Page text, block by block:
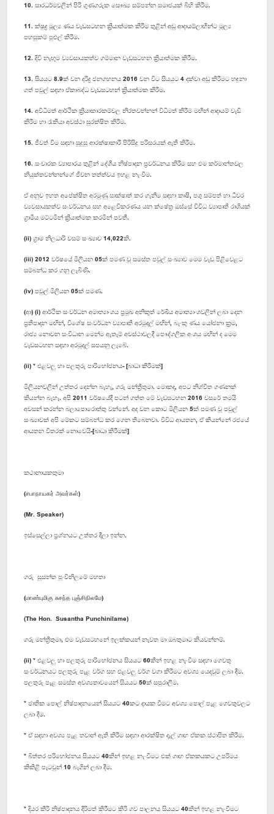
10. ‍සාරධර්මවලින් පිරි ගුණගරුක සෞඛ්‍ය සම්පන්න සමාජයක් බිහි කිරීම.
11. ක්ෂුද්‍ර මූල්‍ය ණය වැඩසටහන ක්‍රියාත්මක කිරීම තුළින් අඩු ආදායම්ලාභීන්ට මූල්‍ය
පහසුකම් පුළුල් කිරීම.
12. දිවි නැඟුම ව්‍යවසායකත්ව ගම්මාන වැඩසටහන ක්‍රියාත්මක කිරීම.
13. සියයට 8.9ක් වන දරිද්‍ර ජනගහනය 2016 වන විට සියයට 4 දක්වා අඩු කිරීමට හඳුනා
ගත් පවුල් සඳහා ඒකාබද්ධ වැඩසටහන් ක්‍රියාත්මක කිරීම.
14. අවිධිමත් ආර්ථික ක්‍රියාකාරකම්වල නිරතවන්නන් විධිමත් කිරීම මඟින් ආදායම් වැඩි
කිරීම හා රැකියා අවස්ථා සුරක්ෂිත කිරීම.
15. ජීවත් වීම සඳහා සුදුසු ආරක්ෂාකාරී පිරිසිදු පරිසරයක් ඇති කිරීම.
16. සංචාරක ව්‍යාපාරය තුළින් දේශීය නිෂ්පාදන ප්‍රවර්ධනය කිරීම සහ එම කර්මාන්තවල
නියුක්තවන්නන්ගේ ජීවන තත්ත්වය ඉහළ නැංවීම.
ඒ අනුව ඉහත අපේක්ෂිත අරමුණු සාක්ෂාත් කර ගැනීම සඳහා කෘෂි, පශු සම්පත් හා ධීවර
ව්‍යවසායකත්ව සංවර්ධනය සහ අළෙවිකරණය යන ක්ෂේත්‍ර ඔස්සේ විවිධ ව්‍යාපෘති රාශියක්
ග්‍රාමීය මට්ටමින් ක්‍රියාත්මක කරමින් පවතී.
(ii) ග්‍රාම නිලධාරි වසම් සංඛ්‍යාව 14,022කි.
(iii) 2012 වර්ෂයේ මිලියන 05ක් පමණ වූ සමස්ත පවුල් සංඛ්‍යාව මෙම වැඩ පිළිවෙළට
සම්බන්ධ කර ගනු ලැබිණි.
(iv) පවුල් මිලියන 05ක් පමණ.
(ආ) (i) ආර්ථික සංවර්ධන අමාත්‍යාංශය ප්‍රමුඛ අනිකුත් රේඛීය අමාත්‍යාංශවලින් ලබා දෙන
ප්‍රතිපාදන මඟින්, විශේෂ සංවර්ධන ව්‍යාපෘති අරමුදල් මඟින්, බැංකු ණය යෝජනා ක්‍රම,
රාජ්‍ය නොවන සංවිධාන මෙන්ම ඇතැම් අවස්ථාවලදී පෞද්ගලික අංශය මඟින් ද මෙම
වැඩසටහන සඳහා අරමුදල් සපයනු ලැබේ.
(ii) * එළවලු හා පලතුරු පාරිභෝජනය- [බාධා කිරීමක්]
මිලියනවලින් උත්තර දෙන්න බැහැ, ගරු මන්ත්‍රීතුමා. මොකද, අපට නිශ්චිත ගණනක්
කියන්න බැහැ. අපි 2011 වර්ෂයේදී පටන් ගත්ත මේ වැඩසටහන 2016 වසරේ තමයි
අවසන් කරන්න බලාපොරොත්තු වන්නේ. අද වන කොට මිලියන 5ක් පමණ වූ පවුල්
සංඛ්‍යාවක් අපි මේකට සම්බන්ධ කර ගෙන තිබෙනවා. විවිධ ආයතන, ඒ කියන්නේ රජයේ
ආයතන විතරක් නොවෙයි-[බාධා කිරීමක්]
කථානායකතුමා
(சபாநாயகர் அவர்கள்)
(Mr. Speaker)
ඉස්සෙල්ලා ප්‍රශ්නයට උත්තර දීලා ඉන්න.
ගරු සුසන්ත පුංචිනිලමේ මහතා
(மாண்புமிகு சுசந்த புஞ்சிநிலமே)
(The Hon. Susantha Punchinilame)
ගරු මන්ත්‍රීතුමා, එම වැඩසටහනේ ඉලක්කයන් නැවත මා ඔබතුමාට කියවන්නම්.
(ii) * එළවලු හා පලතුරු පාරිභෝජනය සියයට 60කින් ඉහළ නැංවීම සඳහා ගෙවතු
සංවර්ධනයට පලතුරු පැළ වර්ග සහ එළවලු වර්ග වගා කිරීමට අවශ්‍ය යෙදවුම් ලබා දීම.
පලතුරු පැළ සමස්ත අවශ්‍යතාවයෙන් සියයට 50ක් සපුරාලීම.
* ජාතික පොල් නිෂ්පාදනයෙන් සියයට 40කට දායක වීමට අවශ්‍ය පොල් පැළ ගෙවතුවලට
ලබා දීම.
* ඒ සඳහා අවශ්‍ය පැළ තවාන් ඇති කිරීම සඳහා ආරක්ෂිත දැල් ගෘහ ඒකක ස්ථාපිත කිරීම.
* බිත්තර පරිභෝජනය සියයට 40කින් ඉහළ නැංවීමට එක් ගෘහ ඒකකයකට උපරිමය
කිකිළි පැටවුන් 10 බැගින් ලබා දීම.
* දියර කිරි නිෂ්පාදනය දිරිමත් කිරීමට කිරි ගව පාලනය සියයට 40කින් ඉහළ නැංවීමට